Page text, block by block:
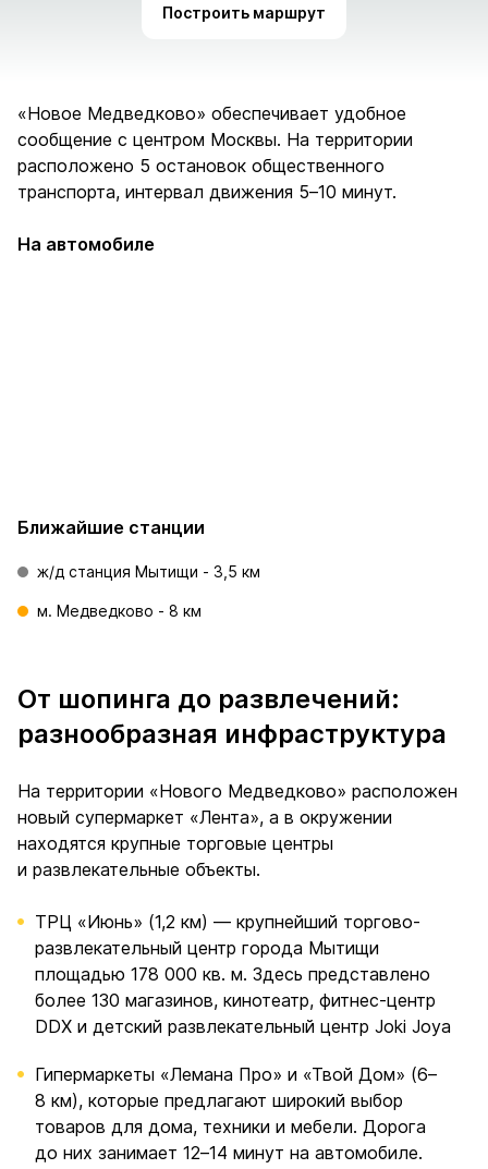
«Новое Медведково» обеспечивает удобное
сообщение с центром Москвы. На территории
расположено 5 остановок общественного
транспорта, интервал движения 5–10 минут.
На автомобиле
Ближайшие станции
ж/д станция Мытищи - 3,5 км
м. Медведково - 8 км
Построить маршрут
От шопинга до развлечений:
разнообразная инфраструктура
На территории «Нового Медведково» расположен
новый супермаркет «Лента», а в окружении
находятся крупные торговые центры
и развлекательные объекты.
ТРЦ «Июнь» (1,2 км) — крупнейший торгово-
развлекательный центр города Мытищи
площадью 178 000 кв. м. Здесь представлено
более 130 магазинов, кинотеатр, фитнес-центр
DDX и детский развлекательный центр Joki Joya
Гипермаркеты «Лемана Про» и «Твой Дом» (6–
8 км), которые предлагают широкий выбор
товаров для дома, техники и мебели. Дорога
до них занимает 12–14 минут на автомобиле.